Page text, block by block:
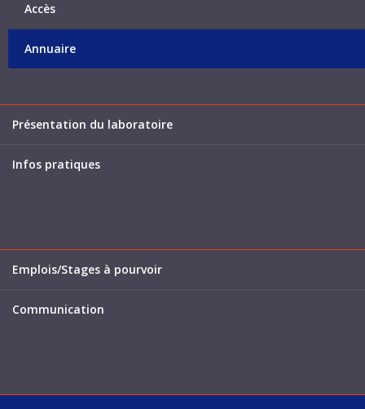
Accès
Annuaire
Présentation du laboratoire
Infos pratiques
Emplois/Stages à pourvoir
Communication